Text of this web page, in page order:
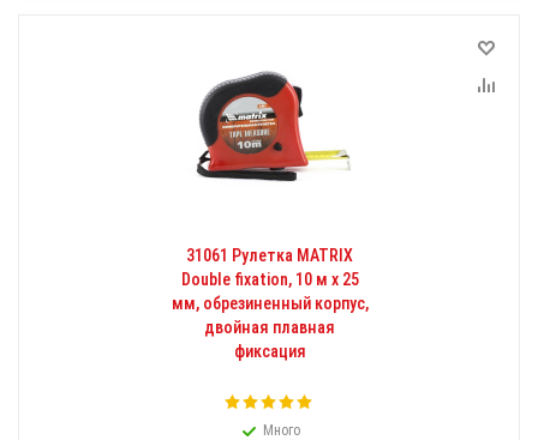
31061 Рулетка MATRIX
Double fixation, 10 м х 25
мм, обрезиненный корпус,
двойная плавная
фиксация
Много